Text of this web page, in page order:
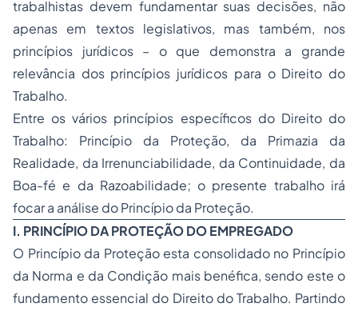
trabalhistas devem fundamentar suas decisões, não
apenas em textos legislativos, mas também, nos
princípios jurídicos – o que demonstra a grande
relevância dos princípios jurídicos para o Direito do
Trabalho.
Entre os vários princípios específicos do Direito do
Trabalho: Princípio da Proteção, da Primazia da
Realidade, da Irrenunciabilidade, da Continuidade, da
Boa-fé e da Razoabilidade; o presente trabalho irá
focar a análise do Princípio da Proteção.
I. PRINCÍPIO DA PROTEÇÃO DO EMPREGADO
O Princípio da Proteção esta consolidado no Princípio
da Norma e da Condição mais benéfica, sendo este o
fundamento essencial do Direito do Trabalho. Partindo